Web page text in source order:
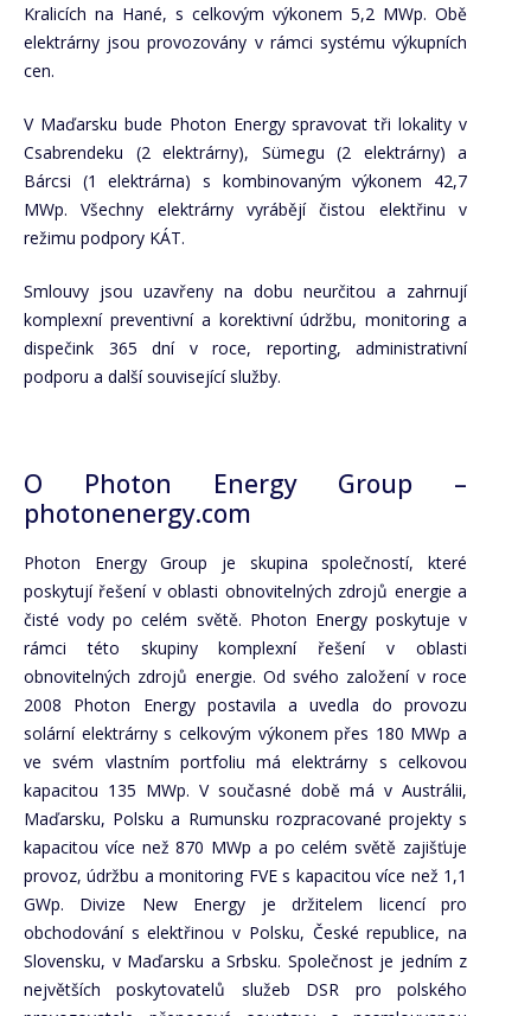
Kralicích na Hané, s celkovým výkonem 5,2 MWp. Obě
elektrárny jsou provozovány v rámci systému výkupních
cen.
V Maďarsku bude Photon Energy spravovat tři lokality v
Csabrendeku (2 elektrárny), Sümegu (2 elektrárny) a
Bárcsi (1 elektrárna) s kombinovaným výkonem 42,7
MWp. Všechny elektrárny vyrábějí čistou elektřinu v
režimu podpory KÁT.
Smlouvy jsou uzavřeny na dobu neurčitou a zahrnují
komplexní preventivní a korektivní údržbu, monitoring a
dispečink 365 dní v roce, reporting, administrativní
podporu a další související služby.
O Photon Energy Group –
photonenergy.com
Photon Energy Group je skupina společností, které
poskytují řešení v oblasti obnovitelných zdrojů energie a
čisté vody po celém světě. Photon Energy poskytuje v
rámci této skupiny komplexní řešení v oblasti
obnovitelných zdrojů energie. Od svého založení v roce
2008 Photon Energy postavila a uvedla do provozu
solární elektrárny s celkovým výkonem přes 180 MWp a
ve svém vlastním portfoliu má elektrárny s celkovou
kapacitou 135 MWp. V současné době má v Austrálii,
Maďarsku, Polsku a Rumunsku rozpracované projekty s
kapacitou více než 870 MWp a po celém světě zajišťuje
provoz, údržbu a monitoring FVE s kapacitou více než 1,1
GWp. Divize New Energy je držitelem licencí pro
obchodování s elektřinou v Polsku, České republice, na
Slovensku, v Maďarsku a Srbsku. Společnost je jedním z
největších poskytovatelů služeb DSR pro polského